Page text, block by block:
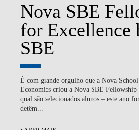
Nova SBE
for Excellence
SBE
É com grande orgulho que a Nova School
Economics criou a Nova SBE Fellowship
qual são selecionados alunos – este ano
detêm...